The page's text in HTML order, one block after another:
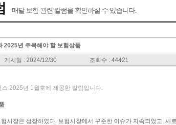
매달 보험 관련 칼럼을 확인하실 수 있습니다.
2025년 주목해야 할 보험상품
게시일 : 2024/12/30 조회수 : 44421
2025년 1월호에 제공한 칼럼입니다.
시장은 성장하였다. 보험시장에서 꾸준한 이슈가 지속되었고, 새